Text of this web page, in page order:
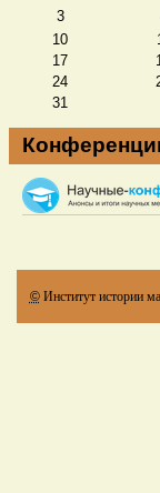
3
10
17
24
31
© Институт истории